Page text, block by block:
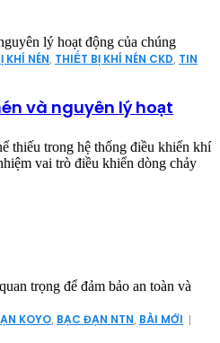
KHÍ NÉN, THIẾT BỊ KHÍ NÉN CKD, TIN
và nguyên lý hoạt
thiếu trong hệ thống điều khiển khí
vai trò điều khiển dòng chảy
KOYO, BẠC ĐẠN NTN, BÀI MỚI |